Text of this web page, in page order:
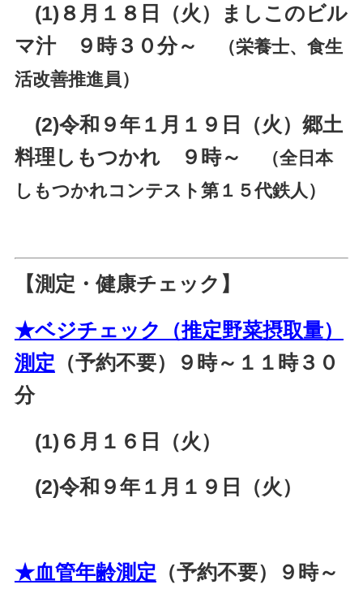
(1)８月１８日（火）ましこのビル
マ汁 ９時３０分～
（栄養士、食生
活改善推進員）
(2)令和９年１月１９日（火）郷土
料理しもつかれ ９時～
（全日本
しもつかれコンテスト第１５代鉄人）
【測定・健康チェック】
★ベジチェック（推定野菜摂取量）
測定 （予約不要）９時～１１時３０
分
(1)６月１６日（火）
(2)令和９年１月１９日（火）
★血管年齢測定 （予約不要）９時～